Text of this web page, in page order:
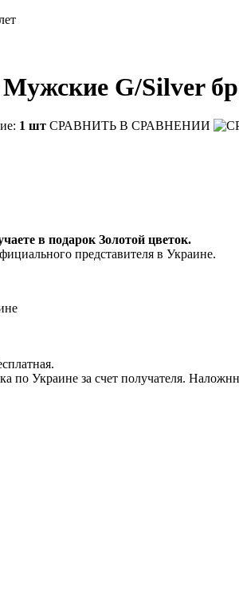
G/Silver
1 шт СРАВНИТЬ В СРАВНЕНИИ
в подарок Золотой цветок.
представителя в Украине.
по Украине за счет получателя.